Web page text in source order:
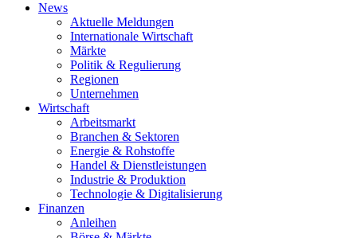
News
Aktuelle Meldungen
Internationale Wirtschaft
Märkte
Politik & Regulierung
Regionen
Unternehmen
Wirtschaft
Arbeitsmarkt
Branchen & Sektoren
Energie & Rohstoffe
Handel & Dienstleistungen
Industrie & Produktion
Technologie & Digitalisierung
Finanzen
Anleihen